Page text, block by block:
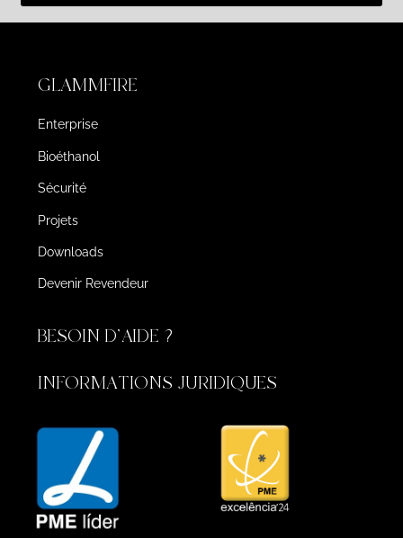
GLAMMFIRE
Enterprise
Bioéthanol
Sécurité
Projets
Downloads
Devenir Revendeur
BESOIN D'AIDE ?
INFORMATIONS JURIDIQUES